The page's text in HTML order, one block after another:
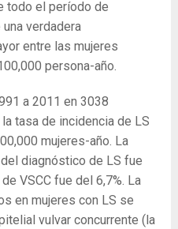
todo el período de
verdadera
entre las mujeres
persona-año.
a 2011 en 3038
tasa de incidencia de LS
mujeres-año. La
diagnóstico de LS fue
VSCC fue del 6,7%. La
en mujeres con LS se
vulvar concurrente (la